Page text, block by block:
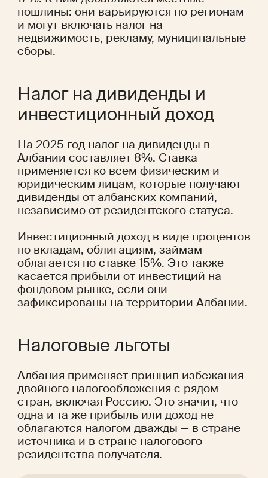
пошлины: они варьируются по регионам
и могут включать налог на
недвижимость, рекламу, муниципальные
сборы.
Налог на дивиденды и
инвестиционный доход
На 2025 год налог на дивиденды в
Албании составляет 8%. Ставка
применяется ко всем физическим и
юридическим лицам, которые получают
дивиденды от албанских компаний,
независимо от резидентского статуса.
Инвестиционный доход в виде процентов
по вкладам, облигациям, займам
облагается по ставке 15%. Это также
касается прибыли от инвестиций на
фондовом рынке, если они
зафиксированы на территории Албании.
Налоговые льготы
Албания применяет принцип избежания
двойного налогообложения с рядом
стран, включая Россию. Это значит, что
одна и та же прибыль или доход не
облагаются налогом дважды — в стране
источника и в стране налогового
резидентства получателя.